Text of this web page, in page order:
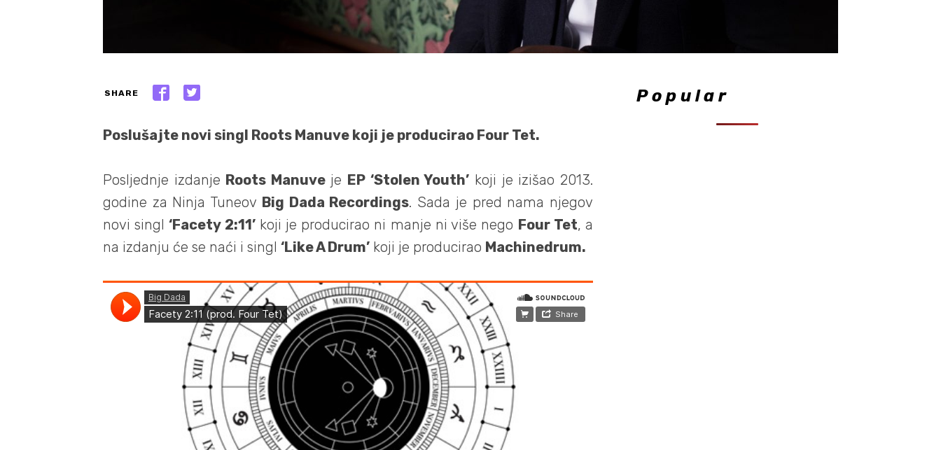
SHARE
Poslušajte novi singl Roots Manuve koji je producirao Four Tet.
Posljednje izdanje Roots Manuveje EP ‘Stolen Youth’ koji je izišao 2013.
godine za Ninja Tuneov Big Dada Recordings. Sada je pred nama njegov
novi singl‘Facety 2:11’koji je producirao ni manje ni više nego Four Tet, a
na izdanju će se naći i singl ‘Like A Drum’koji je producirao Machinedrum.
Popular